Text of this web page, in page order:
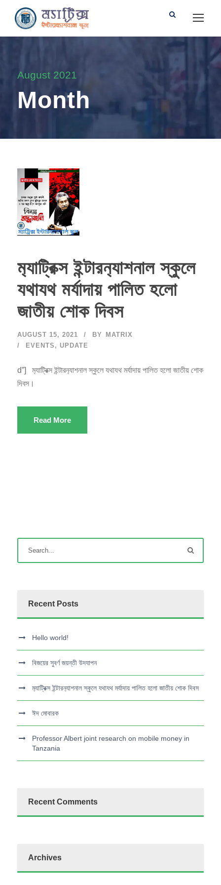
August 2021
Month
ম‍্যাট্রিক্স ইন্টারন‍্যাশনাল স্কুলে
যথাযথ মর্যাদায় পালিত হলো
জাতীয় শোক দিবস
AUGUST 15, 2021 BY
MATRIX
EVENTS , UPDATE
d”] ম‍্যাট্রিক্স ইন্টারন‍্যাশনাল স্কুলে যথাযথ মর্যাদায় পালিত হলো জাতীয় শোক
দিবস।
Read More
Recent Posts
Hello world!
বিজয়ের সুবর্ণ জয়ন্তী উদযাপন
ম‍্যাট্রিক্স ইন্টারন‍্যাশনাল স্কুলে যথাযথ মর্যাদায় পালিত হলো জাতীয় শোক দিবস
ঈদ মোবারক
Professor Albert joint research on mobile money in
Tanzania
Recent Comments
Archives